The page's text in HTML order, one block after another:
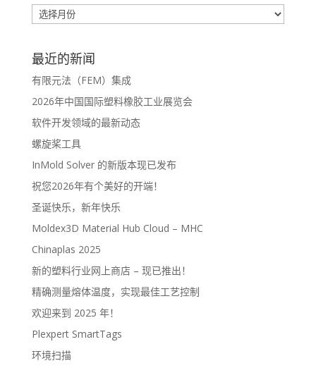
最近的新闻
有限元法（FEM）集成
2026年中国国际塑料橡胶工业展览会
软件开发领域的最新动态
螺旋桨工具
InMold Solver 的新版本现已发布
祝您2026年有个美好的开端！
圣诞快乐，新年快乐
Moldex3D Material Hub Cloud – MHC
Chinaplas 2025
新的塑料行业网上商店 – 现已推出！
精确测量熔体温度，实现最佳工艺控制
欢迎来到 2025 年！
Plexpert SmartTags
环境扫描